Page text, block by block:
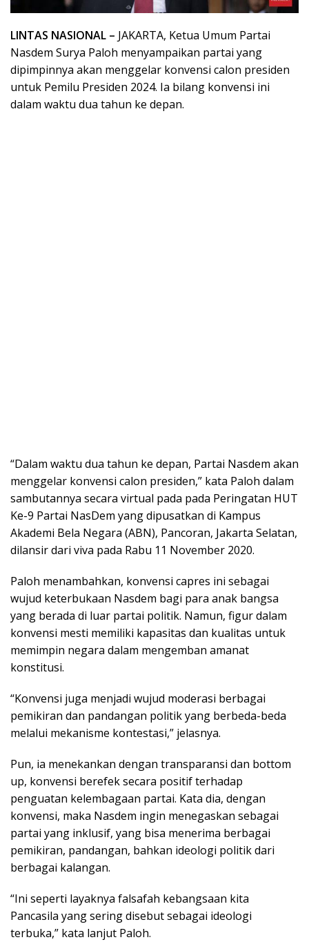
LINTAS NASIONAL – JAKARTA, Ketua Umum Partai
Nasdem Surya Paloh menyampaikan partai yang
dipimpinnya akan menggelar konvensi calon presiden
untuk Pemilu Presiden 2024. Ia bilang konvensi ini
dalam waktu dua tahun ke depan.
“Dalam waktu dua tahun ke depan, Partai Nasdem akan
menggelar konvensi calon presiden,” kata Paloh dalam
sambutannya secara virtual pada pada Peringatan HUT
Ke-9 Partai NasDem yang dipusatkan di Kampus
Akademi Bela Negara (ABN), Pancoran, Jakarta Selatan,
dilansir dari viva pada Rabu 11 November 2020.
Paloh menambahkan, konvensi capres ini sebagai
wujud keterbukaan Nasdem bagi para anak bangsa
yang berada di luar partai politik. Namun, figur dalam
konvensi mesti memiliki kapasitas dan kualitas untuk
memimpin negara dalam mengemban amanat
konstitusi.
“Konvensi juga menjadi wujud moderasi berbagai
pemikiran dan pandangan politik yang berbeda-beda
melalui mekanisme kontestasi,” jelasnya.
Pun, ia menekankan dengan transparansi dan bottom
up, konvensi berefek secara positif terhadap
penguatan kelembagaan partai. Kata dia, dengan
konvensi, maka Nasdem ingin menegaskan sebagai
partai yang inklusif, yang bisa menerima berbagai
pemikiran, pandangan, bahkan ideologi politik dari
berbagai kalangan.
“Ini seperti layaknya falsafah kebangsaan kita
Pancasila yang sering disebut sebagai ideologi
terbuka,” kata lanjut Paloh.